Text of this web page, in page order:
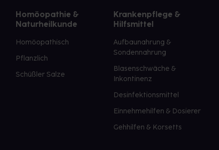
Homöopathie &
Naturheilkunde
Homöopathisch
Pflanzlich
Schüßler Salze
Krankenpflege &
Hilfsmittel
Aufbaunahrung &
Sondennahrung
Blasenschwäche &
Inkontinenz
Desinfektionsmittel
Einnehmehilfen & Dosierer
Gehhilfen & Korsetts